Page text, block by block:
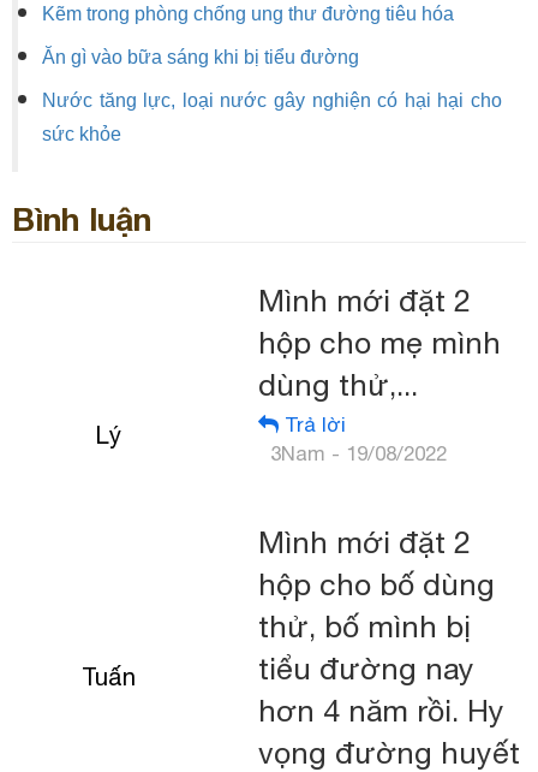
Kẽm trong phòng chống ung thư đường tiêu hóa
Ăn gì vào bữa sáng khi bị tiểu đường
Nước tăng lực, loại nước gây nghiện có hại hại cho
sức khỏe
Bình luận
Lý
Mình mới đặt 2
hộp cho mẹ mình
dùng thử,...
Trả lời
3Nam - 19/08/2022
Tuấn
Mình mới đặt 2
hộp cho bố dùng
thử, bố mình bị
tiểu đường nay
hơn 4 năm rồi. Hy
vọng đường huyết